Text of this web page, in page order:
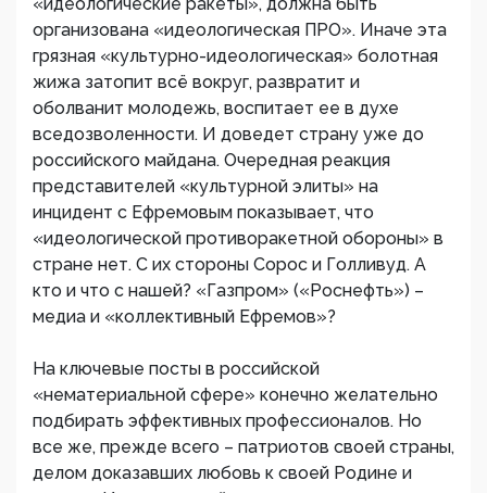
организована «идеологическая ПРО». Иначе эта
грязная «культурно-идеологическая» болотная
жижа затопит всё вокруг, развратит и
оболванит молодежь, воспитает ее в духе
вседозволенности. И доведет страну уже до
российского майдана. Очередная реакция
представителей «культурной элиты» на
инцидент с Ефремовым показывает, что
«идеологической противоракетной обороны» в
стране нет. С их стороны Сорос и Голливуд. А
кто и что с нашей? «Газпром» («Роснефть») –
медиа и «коллективный Ефремов»?
На ключевые посты в российской
«нематериальной сфере» конечно желательно
подбирать эффективных профессионалов. Но
все же, прежде всего – патриотов своей страны,
делом доказавших любовь к своей Родине и